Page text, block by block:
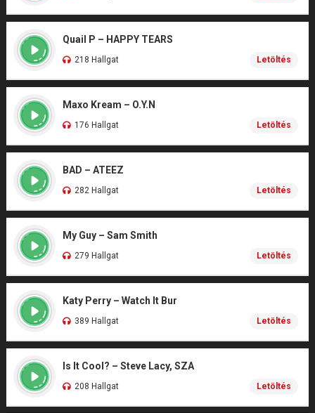
Quail P – HAPPY TEARS
218 Hallgat Letöltés
Maxo Kream – O.Y.N
176 Hallgat Letöltés
BAD – ATEEZ
282 Hallgat Letöltés
My Guy – Sam Smith
279 Hallgat Letöltés
Katy Perry – Watch It Bur
389 Hallgat Letöltés
Is It Cool? – Steve Lacy, SZA
208 Hallgat Letöltés